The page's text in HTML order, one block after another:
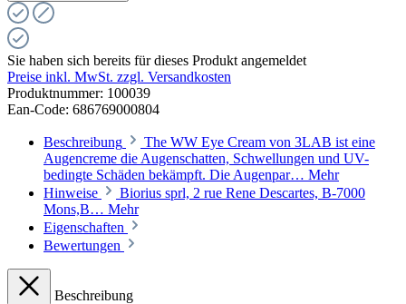
Sie haben sich bereits für dieses Produkt angemeldet
Preise inkl. MwSt. zzgl. Versandkosten
Produktnummer: 100039
Ean-Code: 686769000804
Beschreibung
The WW Eye Cream von 3LAB ist eine
Augencreme die Augenschatten, Schwellungen und UV-
bedingte Schäden bekämpft. Die Augenpar… Mehr
Hinweise
Biorius sprl, 2 rue Rene Descartes, B-7000
Mons,B… Mehr
Eigenschaften
Bewertungen
Beschreibung